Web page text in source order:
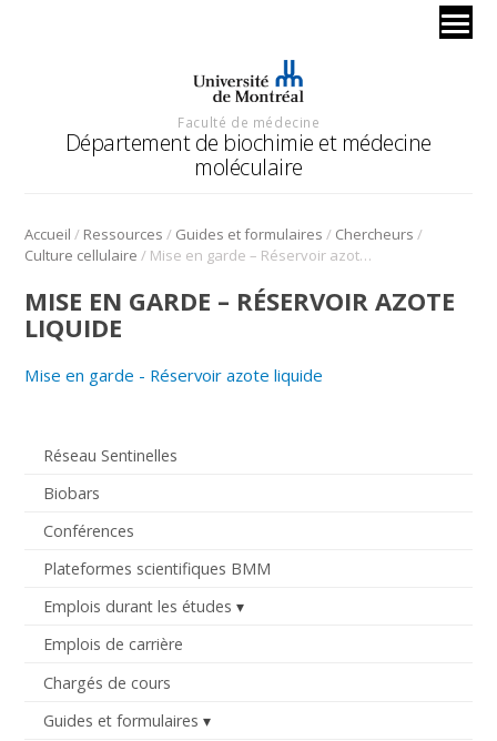
Faculté de médecine
Département de biochimie et médecine
moléculaire
Accueil / Ressources / Guides et formulaires / Chercheurs /
Culture cellulaire / Mise en garde – Réservoir azote liquide
Réseau Sentinelles
Biobars
Conférences
Plateformes scientifiques BMM
Emplois durant les études
Emplois de carrière
Chargés de cours
Guides et formulaires
MISE EN GARDE – RÉSERVOIR AZOTE
LIQUIDE
Mise en garde - Réservoir azote liquide